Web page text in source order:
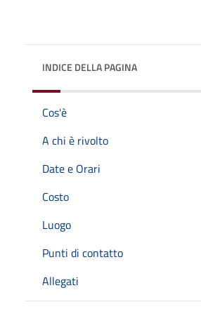
INDICE DELLA PAGINA
Cos'è
A chi è rivolto
Date e Orari
Costo
Luogo
Punti di contatto
Allegati